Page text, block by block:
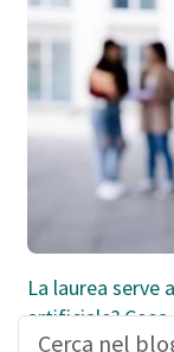
La laurea serve
artificiale?